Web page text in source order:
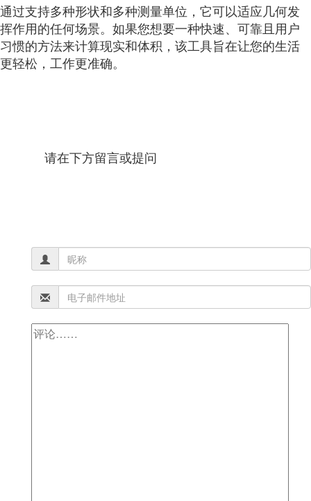
通过支持多种形状和多种测量单位，它可以适应几何发
挥作用的任何场景。如果您想要一种快速、可靠且用户
习惯的方法来计算现实和体积，该工具旨在让您的生活
更轻松，工作更准确。
请在下方留言或提问